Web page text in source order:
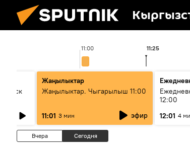
11:00 11:25
Жаңылыктар
Жаңылыктар. Чыгарылыш 11:00
11:01 3 мин эфир
12:00
12:01 4
Вчера Сегодня